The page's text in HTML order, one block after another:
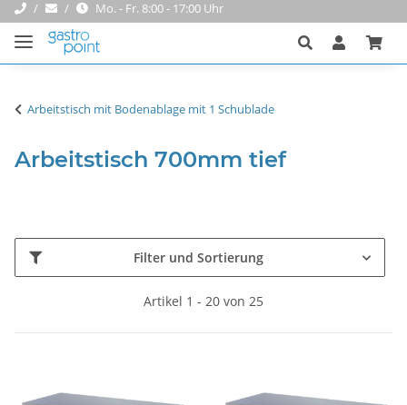
Mo. - Fr. 8:00 - 17:00 Uhr
Arbeitstisch mit Bodenablage mit 1 Schublade
Arbeitstisch 700mm tief
Filter und Sortierung
Artikel 1 - 20 von 25